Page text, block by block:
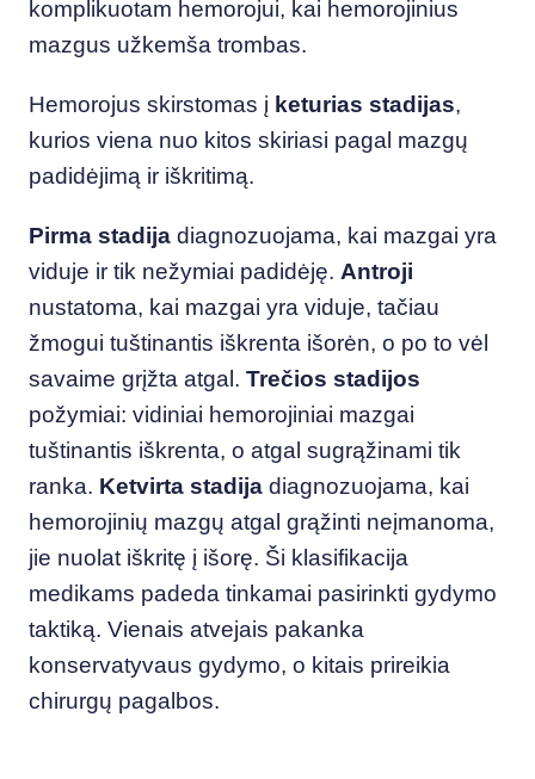
komplikuotam hemorojui, kai hemorojinius
mazgus užkemša trombas.
Hemorojus skirstomas į keturias stadijas,
kurios viena nuo kitos skiriasi pagal mazgų
padidėjimą ir iškritimą.
Pirma stadija diagnozuojama, kai mazgai yra
viduje ir tik nežymiai padidėję. Antroji
nustatoma, kai mazgai yra viduje, tačiau
žmogui tuštinantis iškrenta išorėn, o po to vėl
savaime grįžta atgal. Trečios stadijos
požymiai: vidiniai hemorojiniai mazgai
tuštinantis iškrenta, o atgal sugrąžinami tik
ranka. Ketvirta stadija diagnozuojama, kai
hemorojinių mazgų atgal grąžinti neįmanoma,
jie nuolat iškritę į išorę. Ši klasifikacija
medikams padeda tinkamai pasirinkti gydymo
taktiką. Vienais atvejais pakanka
konservatyvaus gydymo, o kitais prireikia
chirurgų pagalbos.